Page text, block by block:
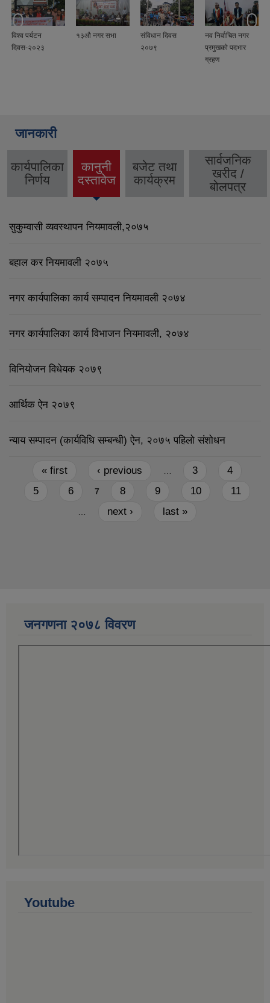
विश्व पर्यटन
दिवस-२०२३
१३औ नगर सभा
संविधान दिवस
२०७९
नव निर्वाचित नगर
प्रमुखको पदभार
ग्रहण
जानकारी
कार्यपालिका
निर्णय
कानुनी
दस्तावेज
(active
बजेट तथा
कार्यक्रम
सार्वजनिक
खरीद /
बोलपत्र
सुकुम्वासी व्यवस्थापन नियमावली,२०७५
बहाल कर नियमावली २०७५
नगर कार्यपालिका कार्य सम्पादन नियमावली २०७४
नगर कार्यपालिका कार्य विभाजन नियमावली, २०७४
विनियोजन विधेयक २०७९
आर्थिक ऐन २०७९
न्याय सम्पादन (कार्यविधि सम्बन्धी) ऐन, २०७५ पहिलो संशोधन
Pages
« first ‹ previous 3
4
5
6 7 8 9 10 11
next › last »
जनगणना २०७८ विवरण
Youtube